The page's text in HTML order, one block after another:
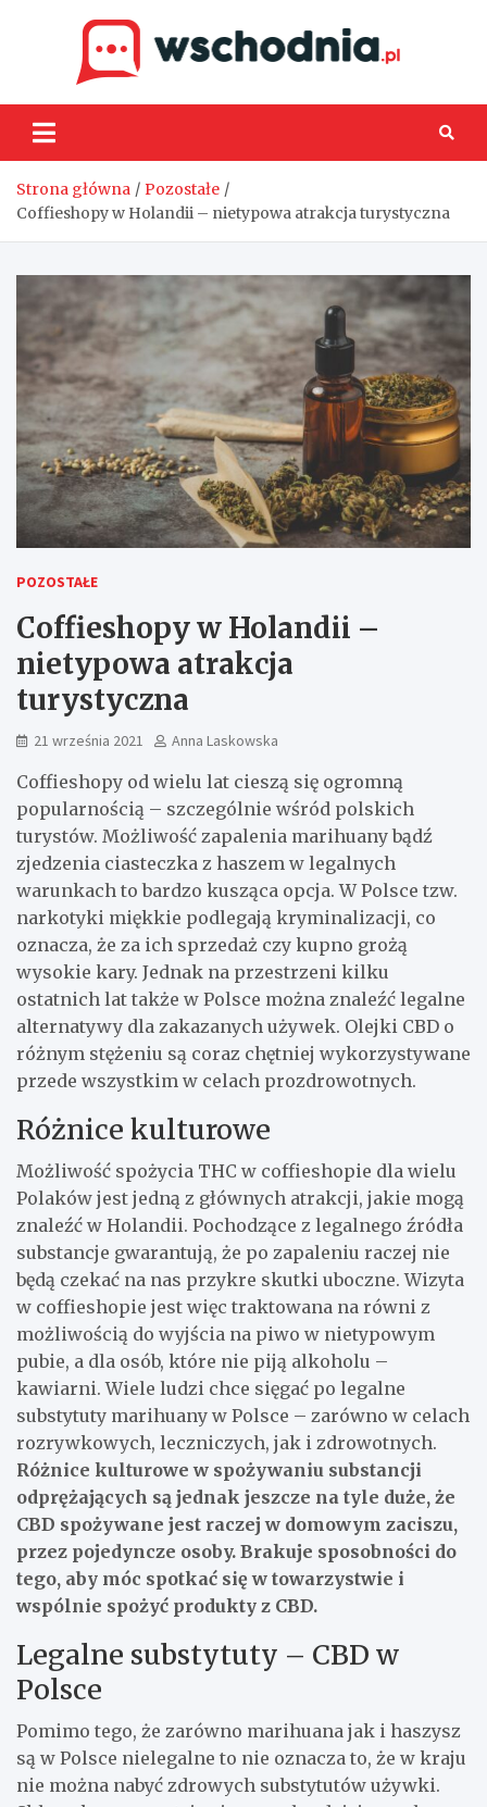
Strona główna
Pozostałe
Coffieshopy w Holandii – nietypowa atrakcja turystyczna
POZOSTAŁE
Coffieshopy w Holandii –
nietypowa atrakcja
turystyczna
21 września 2021 Anna Laskowska
Coffieshopy od wielu lat cieszą się ogromną
popularnością – szczególnie wśród polskich
turystów. Możliwość zapalenia marihuany bądź
zjedzenia ciasteczka z haszem w legalnych
warunkach to bardzo kusząca opcja. W Polsce tzw.
narkotyki miękkie podlegają kryminalizacji, co
oznacza, że za ich sprzedaż czy kupno grożą
wysokie kary. Jednak na przestrzeni kilku
ostatnich lat także w Polsce można znaleźć legalne
alternatywy dla zakazanych używek. Olejki CBD o
różnym stężeniu są coraz chętniej wykorzystywane
przede wszystkim w celach prozdrowotnych.
Różnice kulturowe
Możliwość spożycia THC w coffieshopie dla wielu
Polaków jest jedną z głównych atrakcji, jakie mogą
znaleźć w Holandii. Pochodzące z legalnego źródła
substancje gwarantują, że po zapaleniu raczej nie
będą czekać na nas przykre skutki uboczne. Wizyta
w coffieshopie jest więc traktowana na równi z
możliwością do wyjścia na piwo w nietypowym
pubie, a dla osób, które nie piją alkoholu –
kawiarni. Wiele ludzi chce sięgać po legalne
substytuty marihuany w Polsce – zarówno w celach
rozrywkowych, leczniczych, jak i zdrowotnych.
Różnice kulturowe w spożywaniu substancji
odprężających są jednak jeszcze na tyle duże, że
CBD spożywane jest raczej w domowym zaciszu,
przez pojedyncze osoby. Brakuje sposobności do
tego, aby móc spotkać się w towarzystwie i
wspólnie spożyć produkty z CBD.
Legalne substytuty – CBD w
Polsce
Pomimo tego, że zarówno marihuana jak i haszysz
są w Polsce nielegalne to nie oznacza to, że w kraju
nie można nabyć zdrowych substytutów używki.